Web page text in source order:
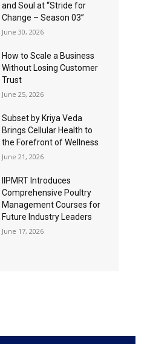
and Soul at “Stride for
Change – Season 03”
June 30, 2026
How to Scale a Business
Without Losing Customer
Trust
June 25, 2026
Subset by Kriya Veda
Brings Cellular Health to
the Forefront of Wellness
June 21, 2026
IIPMRT Introduces
Comprehensive Poultry
Management Courses for
Future Industry Leaders
June 17, 2026